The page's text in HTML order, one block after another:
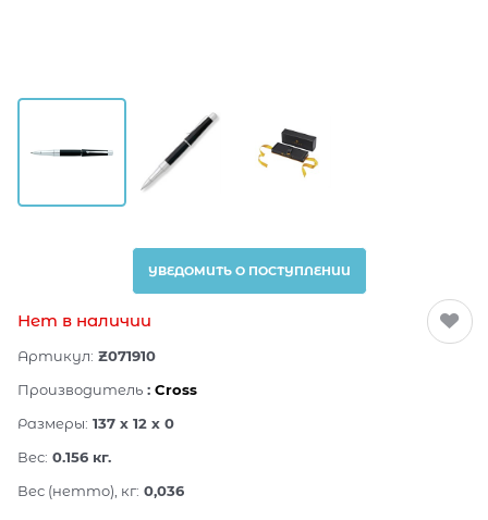
УВЕДОМИТЬ О ПОСТУПЛЕНИИ
Нет в наличии
Артикул: Z071910
Производитель : Cross
Размеры: 137 x 12 x 0
Вес: 0.156 кг.
Вес (нетто), кг: 0,036